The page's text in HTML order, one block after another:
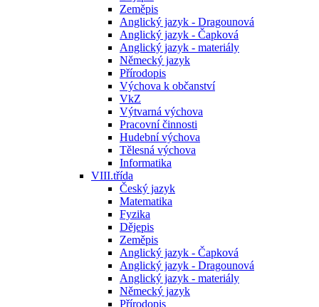
Zeměpis
Anglický jazyk - Dragounová
Anglický jazyk - Čapková
Anglický jazyk - materiály
Německý jazyk
Přírodopis
Výchova k občanství
VkZ
Výtvarná výchova
Pracovní činnosti
Hudební výchova
Tělesná výchova
Informatika
VIII.třída
Český jazyk
Matematika
Fyzika
Dějepis
Zeměpis
Anglický jazyk - Čapková
Anglický jazyk - Dragounová
Anglický jazyk - materiály
Německý jazyk
Přírodopis